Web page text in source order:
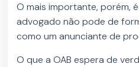
O mais importante, porém,
advogado não pode de
como um anunciante de
O que a OAB espera de